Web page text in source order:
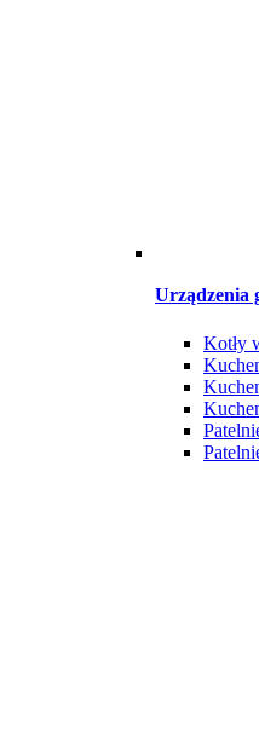
Urządzenia
Kotły